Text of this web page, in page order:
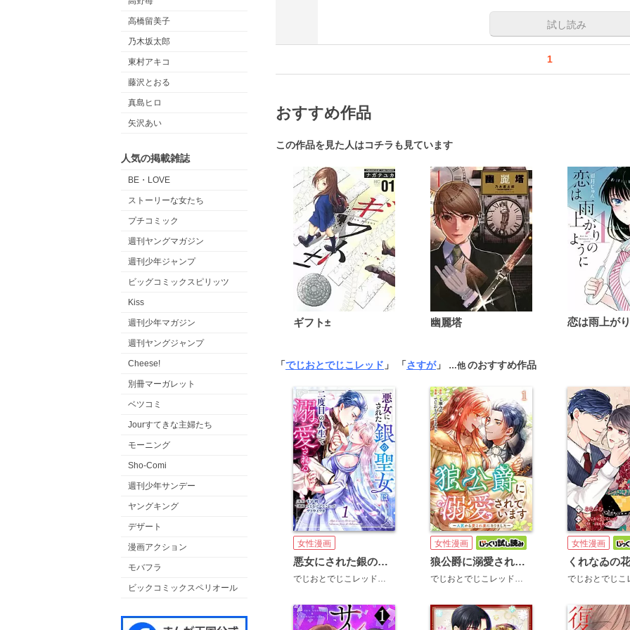
高橋留美子
乃木坂太郎
東村アキコ
藤沢とおる
真島ヒロ
矢沢あい
人気の掲載雑誌
BE・LOVE
ストーリーな女たち
プチコミック
週刊ヤングマガジン
週刊少年ジャンプ
ビッグコミックスピリッツ
Kiss
週刊少年マガジン
週刊ヤングジャンプ
Cheese!
別冊マーガレット
ベツコミ
Jourすてきな主婦たち
モーニング
Sho-Comi
週刊少年サンデー
ヤングキング
デザート
漫画アクション
モバフラ
ビックコミックスペリオール
試し読み
1
おすすめ作品
この作品を見た人はコチラも見ています
ギフト± 幽麗塔
「でじおとでじこレッド 」 「さすが」 …他のおすすめ作品
女性漫画
悪女にされた銀の聖女は二度目の人生で溺愛される
サトウイツカ 千早朔
女性漫画
狼公爵に溺愛されています～人質から愛され妻になりました～
でじおとでじこレッド七瀬みお
女性漫画